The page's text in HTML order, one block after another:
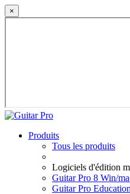
×
Produits
Tous les produits
Logiciels d'édition
Guitar Pro 8 Win/
Guitar Pro Education